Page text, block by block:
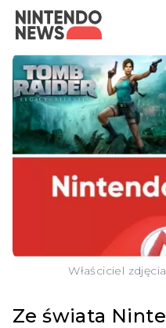
NAGRODY
NEWSY
RECENZJE
ARTYKUŁY
Właściciel
Ze świata